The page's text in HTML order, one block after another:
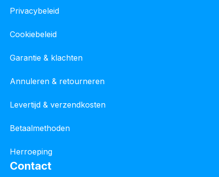
Privacybeleid
Cookiebeleid
Garantie & klachten
Annuleren & retourneren
Levertijd & verzendkosten
Betaalmethoden
Herroeping
Contact